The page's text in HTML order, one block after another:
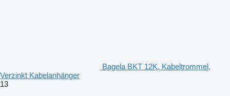
Bagela BKT 12K, Kabeltrommel,
Verzinkt Kabelanhänger
13